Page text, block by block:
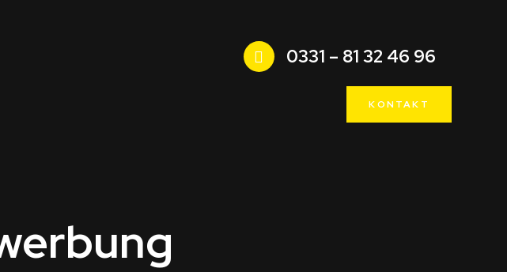
0331 – 81 32 46 96
KONTAKT